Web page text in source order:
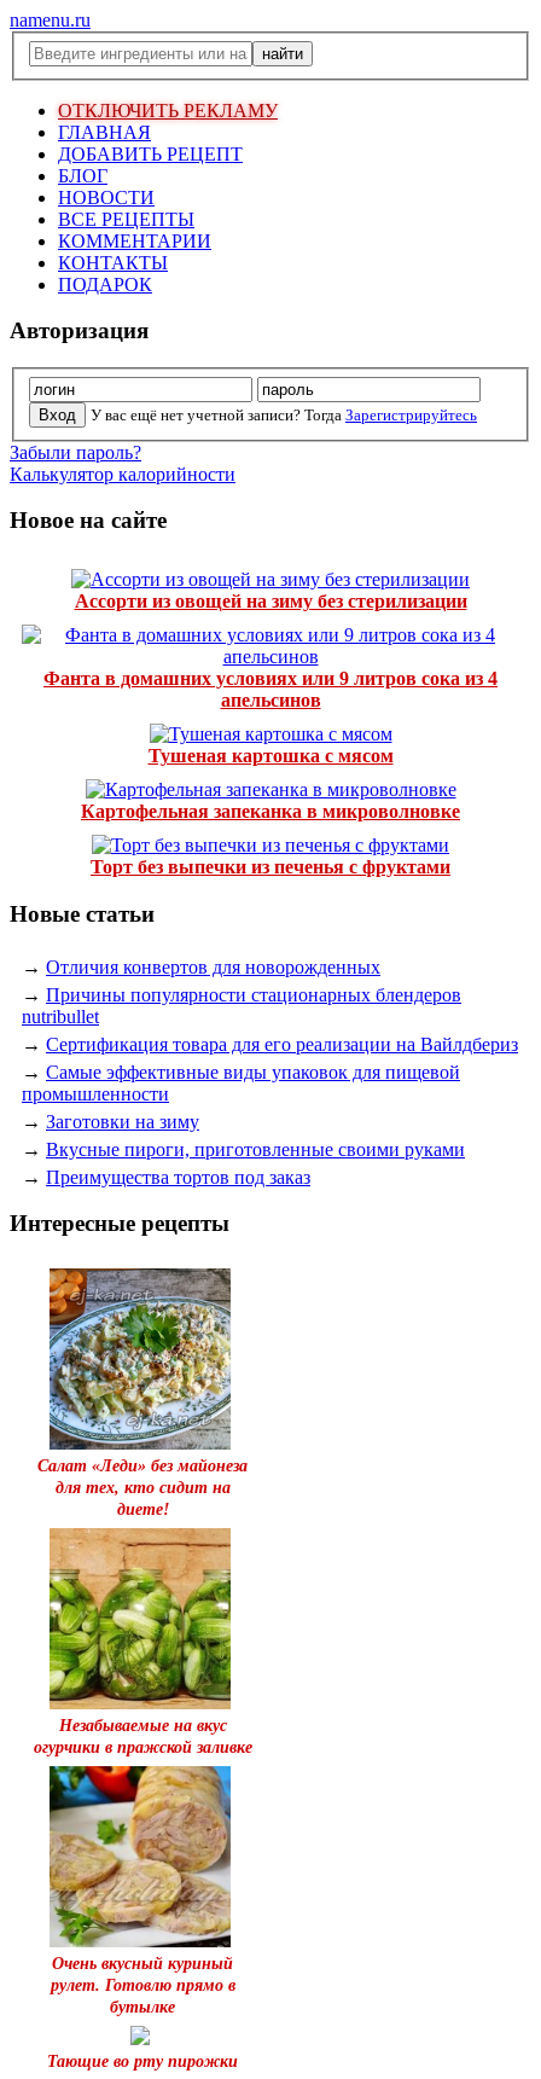
namenu.ru
ОТКЛЮЧИТЬ РЕКЛАМУ
ГЛАВНАЯ
ДОБАВИТЬ РЕЦЕПТ
БЛОГ
НОВОСТИ
ВСЕ РЕЦЕПТЫ
КОММЕНТАРИИ
КОНТАКТЫ
ПОДАРОК
Авторизация
У вас ещё нет учетной записи? Тогда Зарегистрируйтесь
Забыли пароль?
Калькулятор калорийности
Новое на сайте
Ассорти из овощей на зиму без стерилизации
Фанта в домашних условиях или 9 литров сока из 4
апельсинов
Тушеная картошка с мясом
Картофельная запеканка в микроволновке
Торт без выпечки из печенья с фруктами
Новые статьи
→ Отличия конвертов для новорожденных
→ Причины популярности стационарных блендеров
nutribullet
→ Сертификация товара для его реализации на Вайлдбериз
→ Самые эффективные виды упаковок для пищевой
промышленности
→ Заготовки на зиму
→ Вкусные пироги, приготовленные своими руками
→ Преимущества тортов под заказ
Интересные рецепты
Салат «Леди» без майонеза
для тех, кто сидит на
диете!
Незабываемые на вкус
огурчики в пражской заливке
Очень вкусный куриный
рулет. Готовлю прямо в
бутылке
Тающие во рту пирожки